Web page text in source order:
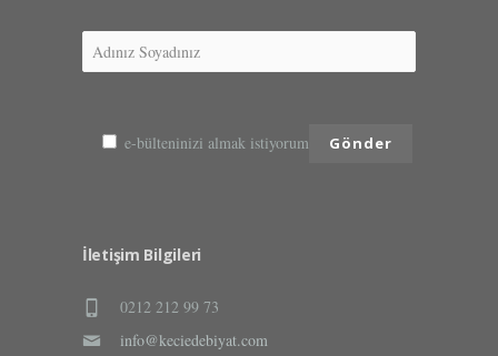
e-bülteninizi almak istiyorum
İletişim Bilgileri
0212 212 99 73
info@keciedebiyat.com